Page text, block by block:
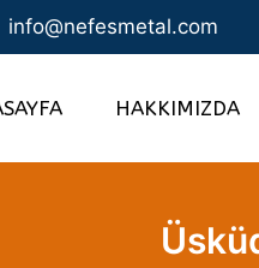
info@nefesmetal.com
HAKKIMIZDA